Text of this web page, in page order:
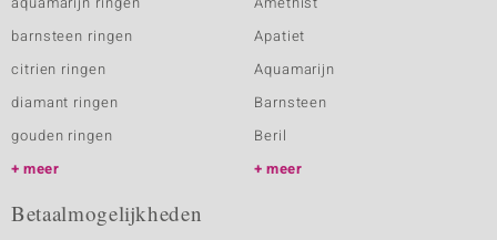
barnsteen ringen
citrien ringen
diamant ringen
gouden ringen
meer
Apatiet
Aquamarijn
Barnsteen
Beril
meer
Betaalmogelijkheden